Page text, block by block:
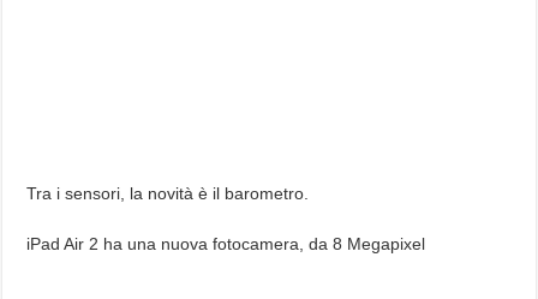
Tra i sensori, la novità è il barometro.
iPad Air 2 ha una nuova fotocamera, da 8 Megapixel